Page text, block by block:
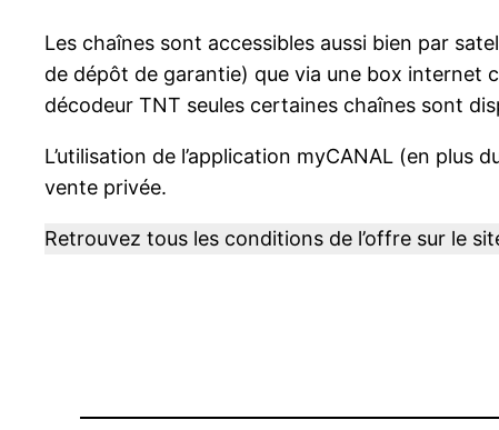
Les chaînes sont accessibles aussi bien par
de dépôt de garantie) que via une box internet
décodeur TNT seules certaines chaînes sont
L’utilisation de l’application myCANAL (en
vente privée.
Retrouvez tous les conditions de l’offre sur le